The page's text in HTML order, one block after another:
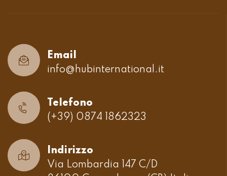
Email
info@hubinternational.it
Telefono
(+39) 0874 1862323
Indirizzo
Via Lombardia 147 C/D